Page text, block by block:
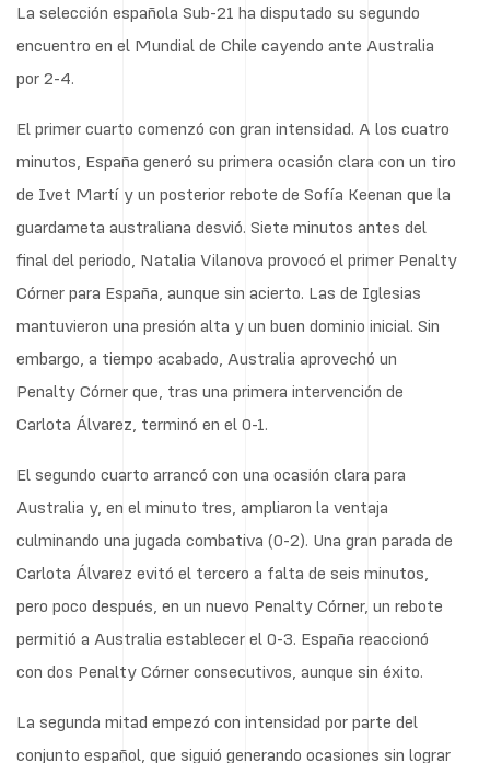
La selección española Sub-21 ha disputado su segundo
encuentro en el Mundial de Chile cayendo ante Australia
por 2-4.
El primer cuarto comenzó con gran intensidad. A los cuatro
minutos, España generó su primera ocasión clara con un tiro
de Ivet Martí y un posterior rebote de Sofía Keenan que la
guardameta australiana desvió. Siete minutos antes del
final del periodo, Natalia Vilanova provocó el primer Penalty
Córner para España, aunque sin acierto. Las de Iglesias
mantuvieron una presión alta y un buen dominio inicial. Sin
embargo, a tiempo acabado, Australia aprovechó un
Penalty Córner que, tras una primera intervención de
Carlota Álvarez, terminó en el 0-1.
El segundo cuarto arrancó con una ocasión clara para
Australia y, en el minuto tres, ampliaron la ventaja
culminando una jugada combativa (0-2). Una gran parada de
Carlota Álvarez evitó el tercero a falta de seis minutos,
pero poco después, en un nuevo Penalty Córner, un rebote
permitió a Australia establecer el 0-3. España reaccionó
con dos Penalty Córner consecutivos, aunque sin éxito.
La segunda mitad empezó con intensidad por parte del
conjunto español, que siguió generando ocasiones sin lograr